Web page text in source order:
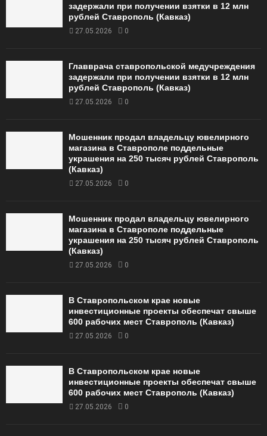
задержали при получении взятки в 12 млн
рублей Ставрополь (Кавказ)
27.05.2026 0
Главврача ставропольской медучреждения
задержали при получении взятки в 12 млн
рублей Ставрополь (Кавказ)
27.05.2026 0
Мошенник продал владельцу ювелирного
магазина в Ставрополе поддельные
украшения на 250 тысяч рублей Ставрополь
(Кавказ)
27.05.2026 0
Мошенник продал владельцу ювелирного
магазина в Ставрополе поддельные
украшения на 250 тысяч рублей Ставрополь
(Кавказ)
27.05.2026 0
В Ставропольском крае новые
инвестиционные проекты обеспечат свыше
600 рабочих мест Ставрополь (Кавказ)
27.05.2026 0
В Ставропольском крае новые
инвестиционные проекты обеспечат свыше
600 рабочих мест Ставрополь (Кавказ)
27.05.2026 0